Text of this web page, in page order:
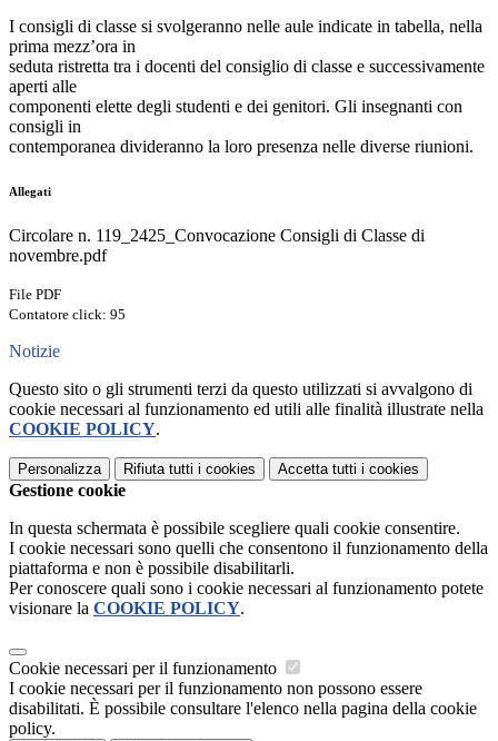
I consigli di classe si svolgeranno nelle aule indicate in tabella, nella
prima mezz’ora in
seduta ristretta tra i docenti del consiglio di classe e successivamente
aperti alle
componenti elette degli studenti e dei genitori. Gli insegnanti con
consigli in
contemporanea divideranno la loro presenza nelle diverse riunioni.
Allegati
Circolare n. 119_2425_Convocazione Consigli di Classe di
novembre.pdf
File PDF
Contatore click: 95
Notizie
Questo sito o gli strumenti terzi da questo utilizzati si avvalgono di
cookie necessari al funzionamento ed utili alle finalità illustrate nella
COOKIE POLICY.
Personalizza Rifiuta tutti i cookies Accetta tutti i cookies
Gestione cookie
In questa schermata è possibile scegliere quali cookie consentire.
I cookie necessari sono quelli che consentono il funzionamento della
piattaforma e non è possibile disabilitarli.
Per conoscere quali sono i cookie necessari al funzionamento potete
visionare la COOKIE POLICY.
Cookie necessari per il funzionamento
I cookie necessari per il funzionamento non possono essere
disabilitati. È possibile consultare l'elenco nella pagina della cookie
policy.